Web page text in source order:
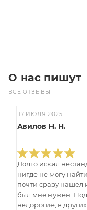
О нас пишут
ВСЕ ОТЗЫВЫ
17 ИЮЛЯ 2025
Авилов Н. Н.
Долго искал
нигде не могу
почти сразу нашел
был мне нужен.
недорогие, в